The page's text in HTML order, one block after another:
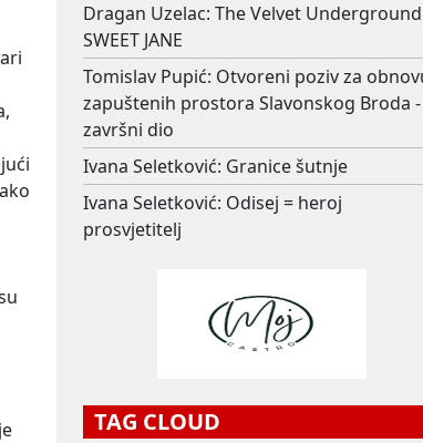
Dragan Uzelac: The Velvet
SWEET JANE
Tomislav Pupić: Otvoreni poziv za
zapuštenih prostora Slavonskog Broda -
završni dio
Ivana Seletković: Granice šutnje
Ivana Seletković: Odisej = heroj
prosvjetitelj
TAG CLOUD